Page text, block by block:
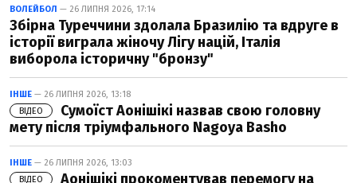
ВОЛЕЙБОЛ — 26 ЛИПНЯ 2026, 17:14
Збірна Туреччини здолала Бразилію та вдруге в
історії виграла жіночу Лігу націй, Італія
виборола історичну "бронзу"
ІНШЕ — 26 ЛИПНЯ 2026, 13:18
ВІДЕО
Сумоїст Аонішікі назвав свою головну
мету після тріумфального Nagoya Basho
ІНШЕ — 26 ЛИПНЯ 2026, 13:03
ВІДЕО
Аонішікі прокоментував перемогу на